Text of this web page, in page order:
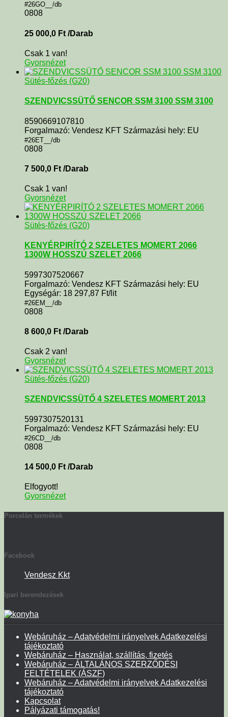
#26GO__/db
0808
25 000,0 Ft /Darab
Csak 1 van!
Gyorsnézet
Sütés-főzés (G20)
SZENDVICSSÜTŐ SENCOR SSM 3100 SSM 3100
8590669107810
Forgalmazó: Vendesz KFT Származási hely: EU
#26ET__/db
0808
7 500,0 Ft /Darab
Csak 1 van!
Gyorsnézet
Sütés-főzés (G20)
KENYÉRPIRÍTÓ 2 SZELETES MOMERT 2066
1300W HOSSZÚ SZELET 2066
5997307520667
Forgalmazó: Vendesz KFT Származási hely: EU
Egységár: 18 297,87 Ft/lit
#26EM__/db
0808
8 600,0 Ft /Darab
Csak 2 van!
Gyorsnézet
Sütés-főzés (G20)
SZENDVICSSÜTŐ 4 SZELETES MOMERT 2013
5997307520131
Forgalmazó: Vendesz KFT Származási hely: EU
#26CD__/db
0808
14 500,0 Ft /Darab
Elfogyott!
Gyorsnézet
Porcelán termékek
Facebook
Vendesz Kkt
Ipari berendezések
Webáruház – Adatvédelmi irányelvek Adatkezelési
tájékoztató
Webáruház – Használat, szállítás, fizetés
Webáruház – ÁLTALÁNOS SZERZŐDÉSI
FELTÉTELEK (ÁSZF)
Webáruház – Adatvédelmi irányelvek Adatkezelési
tájékoztató
Kapcsolat
Pályázati támogatás!